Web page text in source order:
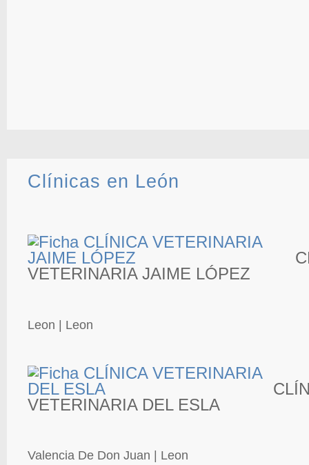
Clínicas en León
VETERINARIA JAIME LÓPEZ
Leon | Leon
VETERINARIA DEL ESLA
Valencia De Don Juan | Leon